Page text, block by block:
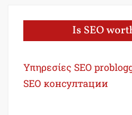
Is SEO
Υπηρεσίες SEO
SEO консултации